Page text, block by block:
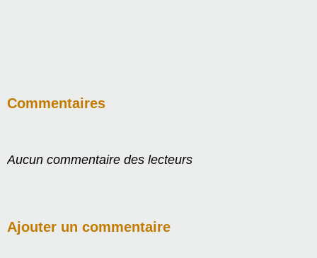
Commentaires
Aucun commentaire des lecteurs
Ajouter un commentaire